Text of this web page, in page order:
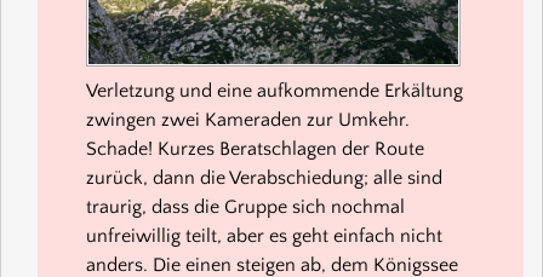
Verletzung und eine aufkommende Erkältung
zwingen zwei Kameraden zur Umkehr.
Schade! Kurzes Beratschlagen der Route
zurück, dann die Verabschiedung; alle sind
traurig, dass die Gruppe sich nochmal
unfreiwillig teilt, aber es geht einfach nicht
anders. Die einen steigen ab, dem Königssee